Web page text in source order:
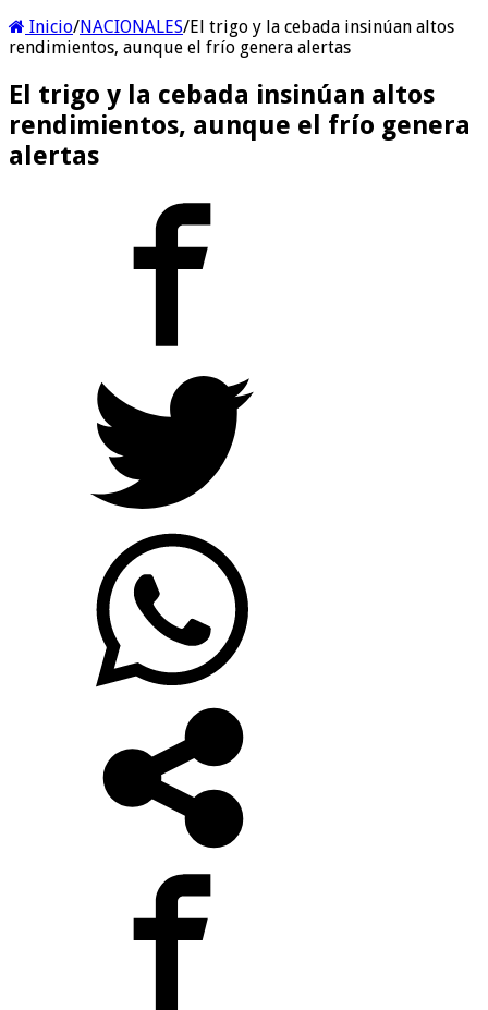
Inicio/NACIONALES/El trigo y la cebada insinúan altos
rendimientos, aunque el frío genera alertas
El trigo y la cebada insinúan altos
rendimientos, aunque el frío genera
alertas